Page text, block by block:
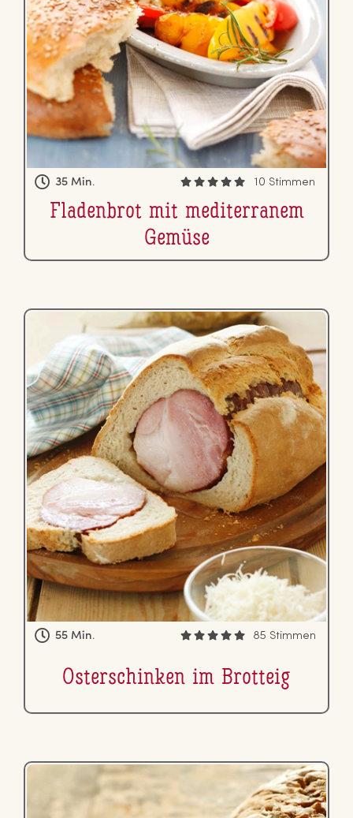
35 Min. 10 Stimmen
Fla­den­brot mit me­di­ter­ra­nem
Gemüse
55 Min. 85 Stimmen
Os­ter­schin­ken im Brotteig